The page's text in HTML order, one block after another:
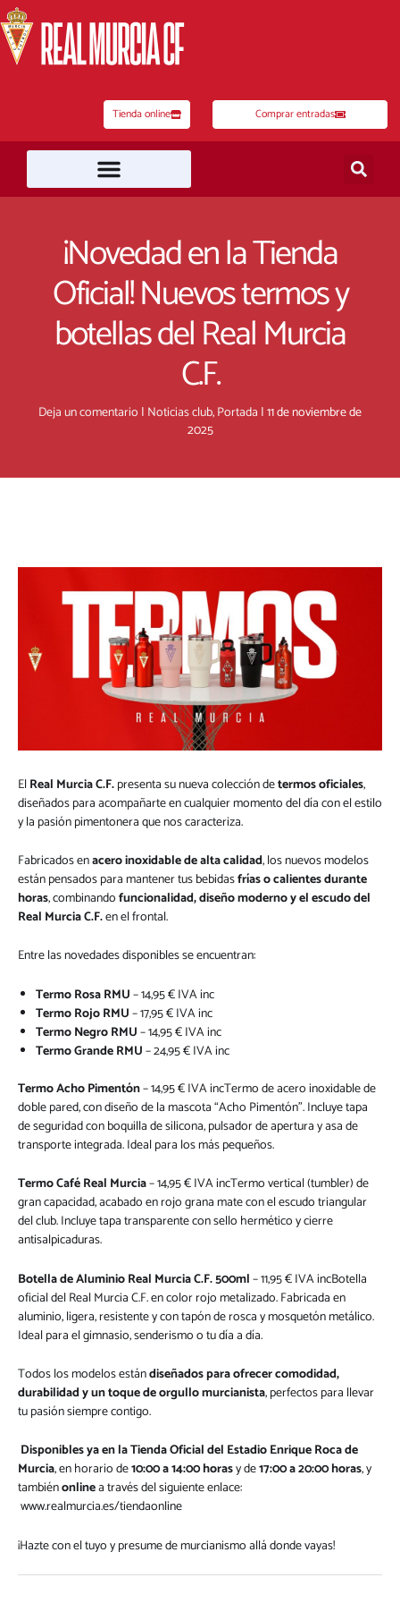
al
contenido
Tienda online Comprar entradas
¡Novedad en la Tienda
Oficial! Nuevos termos y
botellas del Real Murcia
C.F.
Deja un comentario | Noticias club,Portada |11 de noviembre de
2025
ElReal Murcia C.F.presenta su nueva colección determos oficiales,
diseñados para acompañarte en cualquier momento del día con el estilo
y la pasión pimentonera que nos caracteriza.
Fabricados enacero inoxidable de alta calidad, los nuevos modelos
están pensados para mantener tus bebidasfrías o calientes durante
horas, combinandofuncionalidad, diseño moderno y el escudo del
Real Murcia C.F.en el frontal.
Entre las novedades disponibles se encuentran:
Termo Rosa RMU– 14,95 € IVA inc
Termo Rojo RMU– 17,95 € IVA inc
Termo Negro RMU– 14,95 € IVA inc
Termo Grande RMU– 24,95 € IVA inc
Termo Acho Pimentón– 14,95 € IVA incTermo de acero inoxidable de
doble pared, con diseño de la mascota “Acho Pimentón”. Incluye tapa
de seguridad con boquilla de silicona, pulsador de apertura y asa de
transporte integrada. Ideal para los más pequeños.
Termo Café Real Murcia– 14,95 € IVA incTermo vertical (tumbler) de
gran capacidad, acabado en rojo grana mate con el escudo triangular
del club. Incluye tapa transparente con sello hermético y cierre
antisalpicaduras.
Botella de Aluminio Real Murcia C.F. 500ml– 11,95 € IVA incBotella
oficial del Real Murcia C.F. en color rojo metalizado. Fabricada en
aluminio, ligera, resistente y con tapón de rosca y mosquetón metálico.
Ideal para el gimnasio, senderismo o tu día a día.
Todos los modelos estándiseñados para ofrecer comodidad,
durabilidad y un toque de orgullo murcianista, perfectos para llevar
tu pasión siempre contigo.
Disponibles ya en la Tienda Oficial del Estadio Enrique Roca de
Murcia, en horario de10:00 a 14:00 horasy de17:00 a 20:00 horas, y
tambiénonlinea través del siguiente enlace:
www.realmurcia.es/tiendaonline
¡Hazte con el tuyo y presume de murcianismo allá donde vayas!